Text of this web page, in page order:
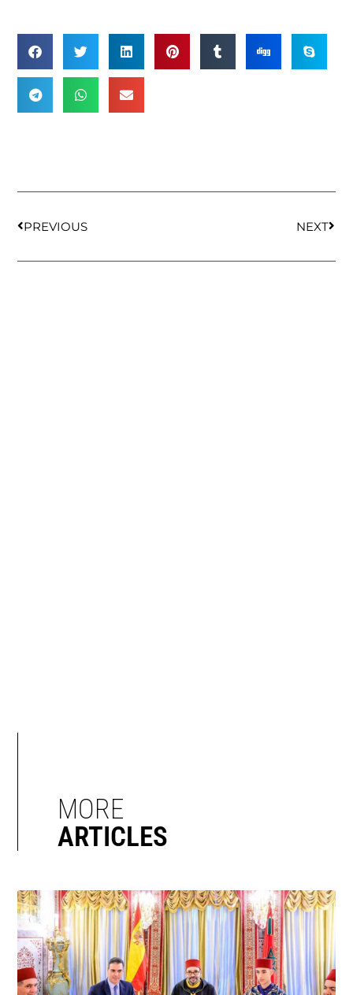
PREVIOUS NEXT
MORE
ARTICLES